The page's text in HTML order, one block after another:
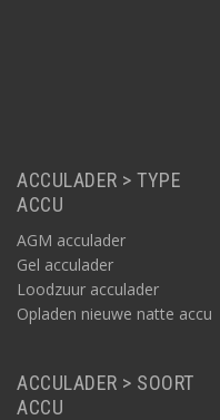
ACCULADER > TYPE
ACCU
AGM acculader
Gel acculader
Loodzuur acculader
Opladen nieuwe natte accu
ACCULADER > SOORT
ACCU